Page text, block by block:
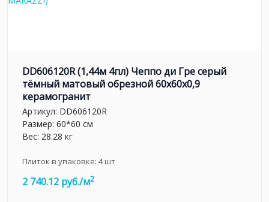
DD606120R (1,44м 4пл) Чеппо ди Гре серый
тёмный матовый обрезной 60x60x0,9
керамогранит
Артикул: DD606120R
Размер: 60*60 см
Вес: 28.28 кг
Плиток в упаковке: 4шт
2 740.12 руб./м2